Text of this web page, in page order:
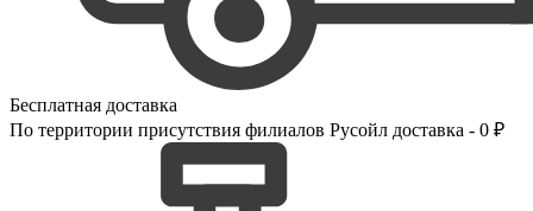
Бесплатная доставка
По территории присутствия филиалов Русойл доставка - 0 ₽